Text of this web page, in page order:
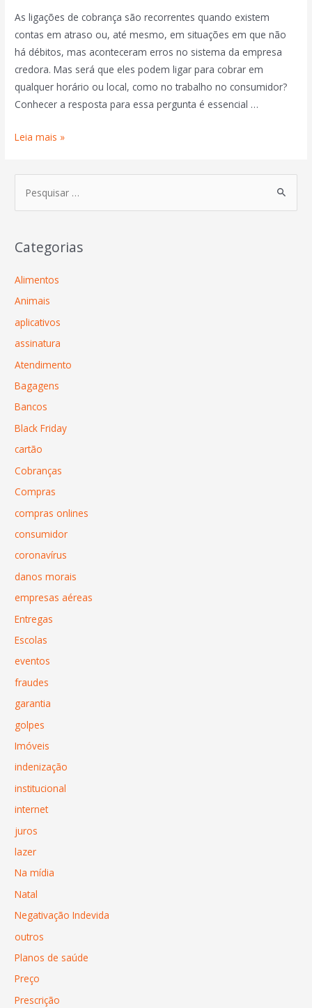
As ligações de cobrança são recorrentes quando existem
contas em atraso ou, até mesmo, em situações em que não
há débitos, mas aconteceram erros no sistema da empresa
credora. Mas será que eles podem ligar para cobrar em
qualquer horário ou local, como no trabalho no consumidor?
Conhecer a resposta para essa pergunta é essencial …
Leia mais »
Categorias
Alimentos
Animais
aplicativos
assinatura
Atendimento
Bagagens
Bancos
Black Friday
cartão
Cobranças
Compras
compras onlines
consumidor
coronavírus
danos morais
empresas aéreas
Entregas
Escolas
eventos
fraudes
garantia
golpes
Imóveis
indenização
institucional
internet
juros
lazer
Na mídia
Natal
Negativação Indevida
outros
Planos de saúde
Preço
Prescrição